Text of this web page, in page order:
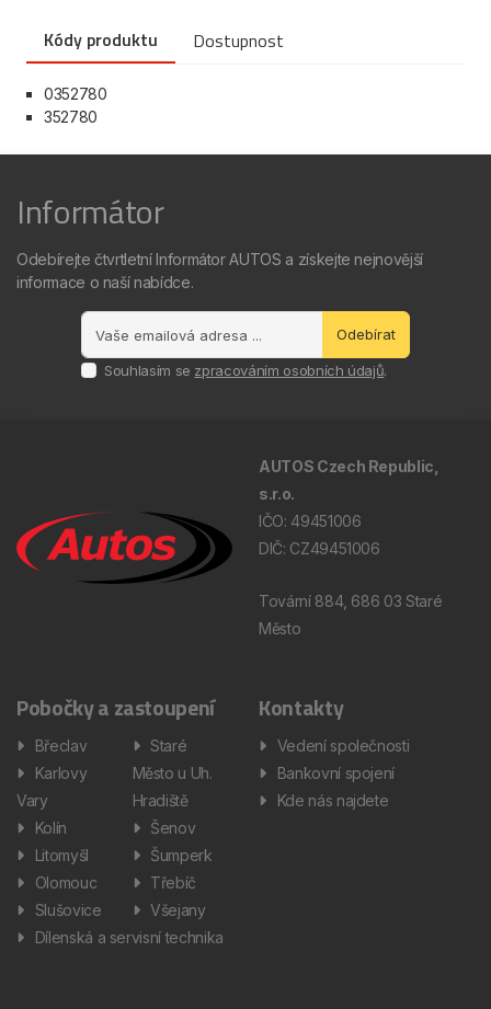
Kódy produktu Dostupnost
0352780
352780
Informátor
Odebírejte čtvrtletní Informátor AUTOS a získejte nejnovější
informace o naší nabídce.
Odebírat
Souhlasím se zpracováním osobních údajů.
AUTOS Czech Republic,
s.r.o.
IČO: 49451006
DIČ: CZ49451006
Tovární 884, 686 03 Staré
Město
Pobočky a zastoupení
Břeclav
Karlovy
Vary
Kolín
Litomyšl
Olomouc
Slušovice
Staré
Město u Uh.
Hradiště
Šenov
Šumperk
Třebíč
Všejany
Dílenská a servisní technika
Kontakty
Vedení společnosti
Bankovní spojení
Kde nás najdete